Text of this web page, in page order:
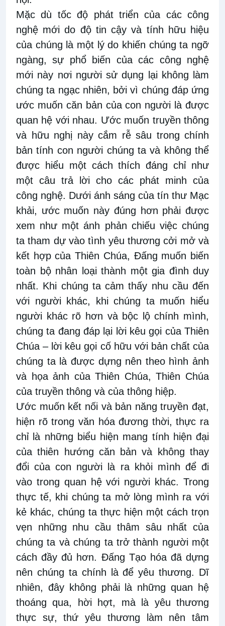
Mặc dù tốc độ phát triển của các công
nghệ mới do độ tin cậy và tính hữu hiệu
của chúng là một lý do khiến chúng ta ngỡ
ngàng, sự phổ biến của các công nghệ
mới này nơi người sử dụng lại không làm
chúng ta ngạc nhiên, bởi vì chúng đáp ứng
ước muốn căn bản của con người là được
quan hệ với nhau. Ước muốn truyền thông
và hữu nghị này cắm rễ sâu trong chính
bản tính con người chúng ta và không thể
được hiểu một cách thích đáng chỉ như
một câu trả lời cho các phát minh của
công nghệ. Dưới ánh sáng của tín thư Mạc
khải, ước muốn này đúng hơn phải được
xem như một ánh phản chiếu việc chúng
ta tham dự vào tình yêu thương cởi mở và
kết hợp của Thiên Chúa, Đấng muốn biến
toàn bộ nhân loại thành một gia đình duy
nhất. Khi chúng ta cảm thấy nhu cầu đến
với người khác, khi chúng ta muốn hiểu
người khác rõ hơn và bộc lộ chính mình,
chúng ta đang đáp lại lời kêu gọi của Thiên
Chúa – lời kêu gọi cố hữu với bản chất của
chúng ta là được dựng nên theo hình ảnh
và họa ảnh của Thiên Chúa, Thiên Chúa
của truyền thông và của thông hiệp.
Ước muốn kết nối và bản năng truyền đạt,
hiện rõ trong văn hóa đương thời, thực ra
chỉ là những biểu hiện mang tính hiện đại
của thiên hướng căn bản và không thay
đổi của con người là ra khỏi mình để đi
vào trong quan hệ với người khác. Trong
thực tế, khi chúng ta mở lòng mình ra với
kẻ khác, chúng ta thực hiện một cách trọn
vẹn những nhu cầu thâm sâu nhất của
chúng ta và chúng ta trở thành người một
cách đầy đủ hơn. Đấng Tạo hóa đã dựng
nên chúng ta chính là để yêu thương. Dĩ
nhiên, đây không phải là những quan hệ
thoáng qua, hời hợt, mà là yêu thương
thực sự, thứ yêu thương làm nên tâm